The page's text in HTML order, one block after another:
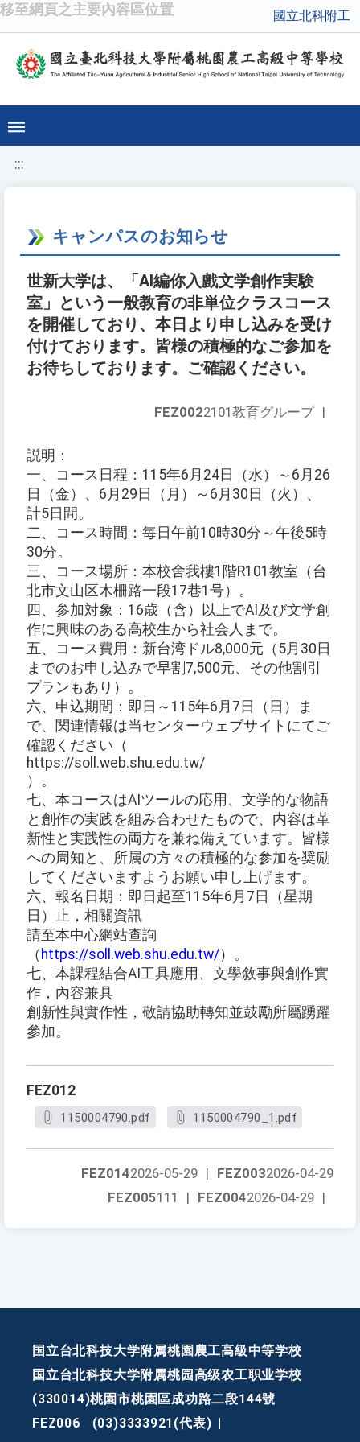
移至網頁之主要內容區位置 國立北科附工
:::
キャンパスのお知らせ
世新大学は、「AI編你入戲文学創作実験
室」という一般教育の非単位クラスコース
を開催しており、本日より申し込みを受け
付けております。皆様の積極的なご参加を
お待ちしております。ご確認ください。
FEZ0022101教育グループ |
説明：
一、コース日程：115年6月24日（水）～6月26
日（金）、6月29日（月）～6月30日（火）、
計5日間。
二、コース時間：毎日午前10時30分～午後5時
30分。
三、コース場所：本校舍我樓1階R101教室（台
北市文山区木柵路一段17巷1号）。
四、参加対象：16歳（含）以上でAI及び文学創
作に興味のある高校生から社会人まで。
五、コース費用：新台湾ドル8,000元（5月30日
までのお申し込みで早割7,500元、その他割引
プランもあり）。
六、申込期間：即日～115年6月7日（日）ま
で、関連情報は当センターウェブサイトにてご
確認ください（
https://soll.web.shu.edu.tw/
）。
七、本コースはAIツールの応用、文学的な物語
と創作の実践を組み合わせたもので、内容は革
新性と実践性の両方を兼ね備えています。皆様
への周知と、所属の方々の積極的な参加を奨励
してくださいますようお願い申し上げます。
六、報名日期：即日起至115年6月7日（星期
日）止，相關資訊
請至本中心網站查詢
（ https://soll.web.shu.edu.tw/）。
七、本課程結合AI工具應用、文學敘事與創作實
作，內容兼具
創新性與實作性，敬請協助轉知並鼓勵所屬踴躍
參加。
FEZ012
1150004790.pdf 1150004790_1.pdf
FEZ0032026-04-29
FEZ0142026-05-29 |
FEZ0042026-04-29 |
FEZ005111 |
国立台北科技大学附属桃園農工高級中等学校
国立台北科技大学附属桃园高级农工职业学校
(330014)桃園市桃園區成功路二段144號
FEZ006
(03)3333921(代表)